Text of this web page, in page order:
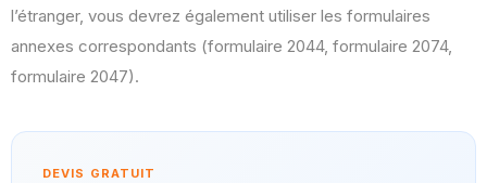
l’étranger, vous devrez également utiliser les formulaires
annexes correspondants (formulaire 2044, formulaire 2074,
formulaire 2047).
DEVIS GRATUIT